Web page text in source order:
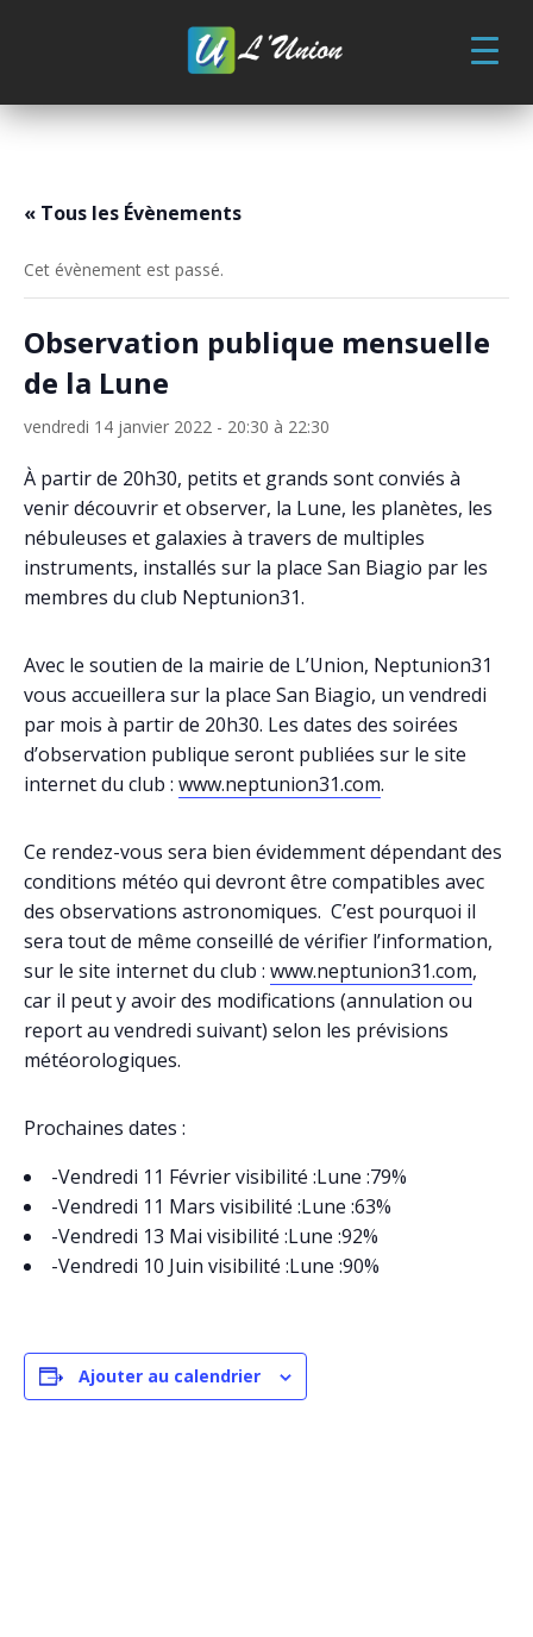
« Tous les Évènements
Cet évènement est passé.
Observation publique mensuelle
de la Lune
vendredi 14 janvier 2022 - 20:30 à 22:30
À partir de 20h30, petits et grands sont conviés à
venir découvrir et observer, la Lune, les planètes, les
nébuleuses et galaxies à travers de multiples
instruments, installés sur la place San Biagio par les
membres du club Neptunion31.
Avec le soutien de la mairie de L’Union, Neptunion31
vous accueillera sur la place San Biagio, un vendredi
par mois à partir de 20h30. Les dates des soirées
d’observation publique seront publiées sur le site
internet du club : www.neptunion31.com.
Ce rendez-vous sera bien évidemment dépendant des
conditions météo qui devront être compatibles avec
des observations astronomiques. C’est pourquoi il
sera tout de même conseillé de vérifier l’information,
sur le site internet du club : www.neptunion31.com,
car il peut y avoir des modifications (annulation ou
report au vendredi suivant) selon les prévisions
météorologiques.
Prochaines dates :
-Vendredi 11 Février visibilité :Lune :79%
-Vendredi 11 Mars visibilité :Lune :63%
-Vendredi 13 Mai visibilité :Lune :92%
-Vendredi 10 Juin visibilité :Lune :90%
Ajouter au calendrier